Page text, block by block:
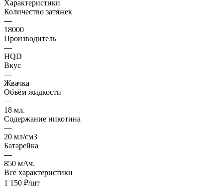
Характеристики
Количество затяжек
—
18000
Производитель
—
HQD
Вкус
—
Жвачка
Объём жидкости
—
18 мл.
Содержание никотина
—
20 мл/см3
Батарейка
—
850 мАч.
Все характеристики
1 150 ₽/шт